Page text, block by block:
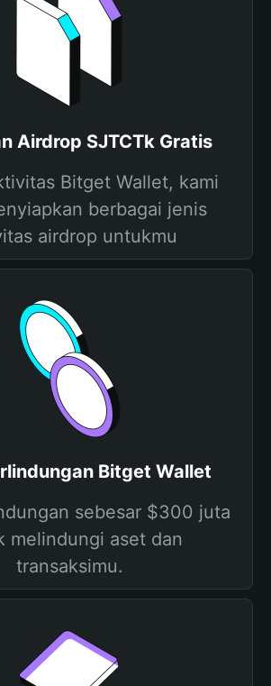
Airdrop SJTCTk Gratis
Bitget Wallet, kami
berbagai jenis
airdrop untukmu
Bitget Wallet
sebesar $300 juta
melindungi aset dan
transaksimu.